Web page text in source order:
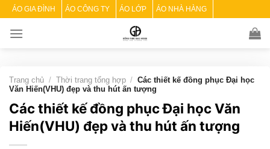
Skip
content
ÁO GIA ĐÌNH ÁO CÔNG TY ÁO LỚP ÁO NHÀ HÀNG
Trang chủ / Thời trang tổng hợp / Các thiết kế đồng phục Đại học
Văn Hiến(VHU) đẹp và thu hút ấn tượng
Các thiết kế đồng phục Đại học Văn
Hiến(VHU) đẹp và thu hút ấn tượng